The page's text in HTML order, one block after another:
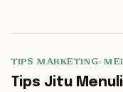
TIPS MARKETING•
Tips Jitu